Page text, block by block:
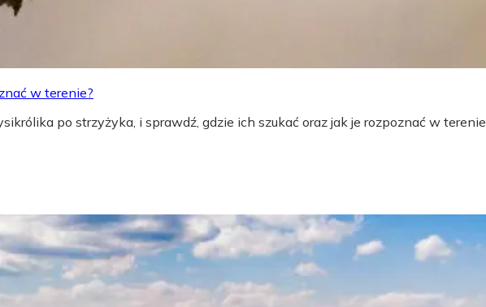
w terenie?
po strzyżyka, i sprawdź, gdzie ich szukać oraz jak je rozpoznać w terenie.